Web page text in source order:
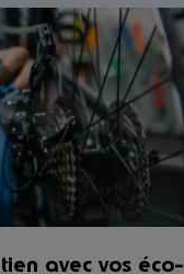
avec vos éco-